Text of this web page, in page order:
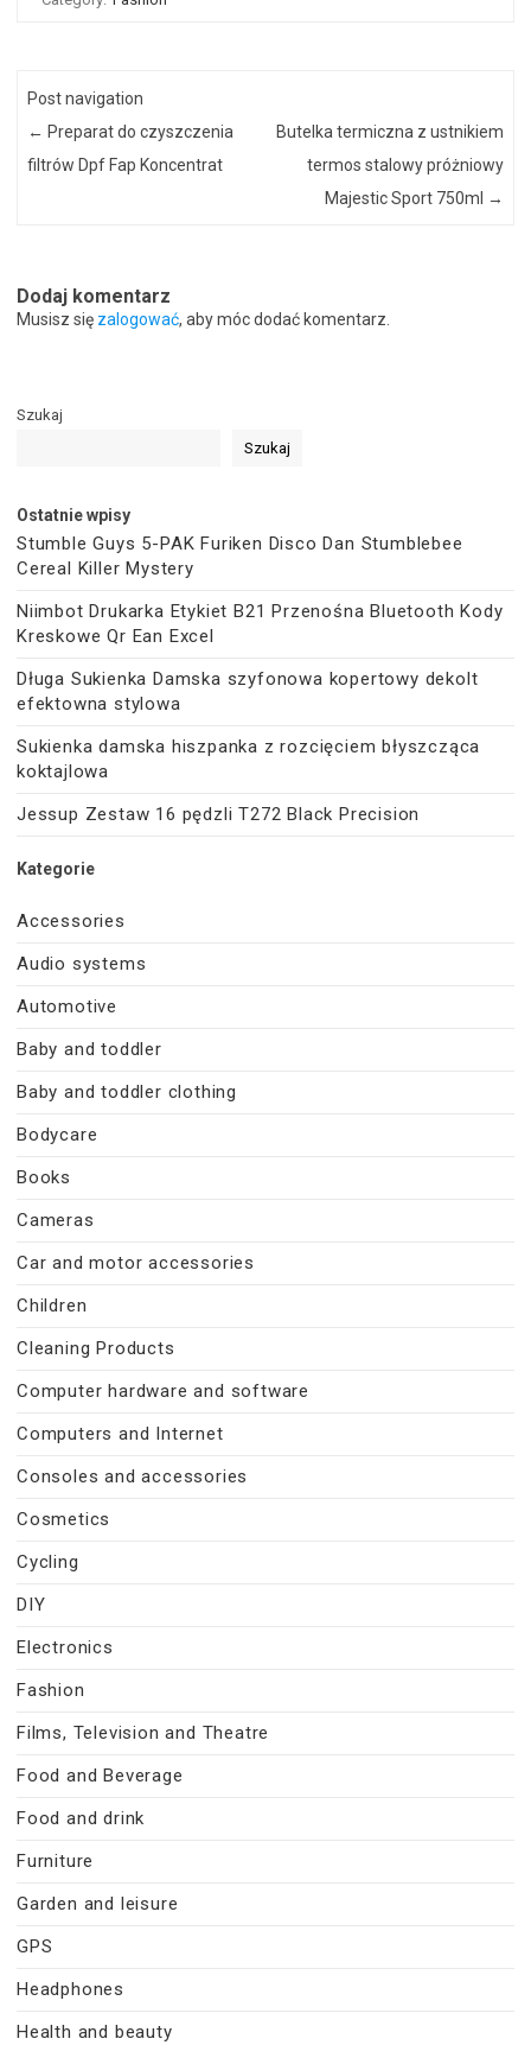
Post navigation
← Preparat do czyszczenia
filtrów Dpf Fap Koncentrat
Butelka termiczna z ustnikiem
termos stalowy próżniowy
Majestic Sport 750ml →
Dodaj komentarz
Musisz się zalogować, aby móc dodać komentarz.
Szukaj
Szukaj
Ostatnie wpisy
Stumble Guys 5-PAK Furiken Disco Dan Stumblebee
Cereal Killer Mystery
Niimbot Drukarka Etykiet B21 Przenośna Bluetooth Kody
Kreskowe Qr Ean Excel
Długa Sukienka Damska szyfonowa kopertowy dekolt
efektowna stylowa
Sukienka damska hiszpanka z rozcięciem błyszcząca
koktajlowa
Jessup Zestaw 16 pędzli T272 Black Precision
Kategorie
Accessories
Audio systems
Automotive
Baby and toddler
Baby and toddler clothing
Bodycare
Books
Cameras
Car and motor accessories
Children
Cleaning Products
Computer hardware and software
Computers and Internet
Consoles and accessories
Cosmetics
Cycling
DIY
Electronics
Fashion
Films, Television and Theatre
Food and Beverage
Food and drink
Furniture
Garden and leisure
GPS
Headphones
Health and beauty